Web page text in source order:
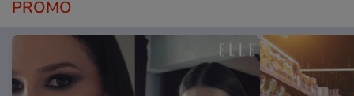
PROMO